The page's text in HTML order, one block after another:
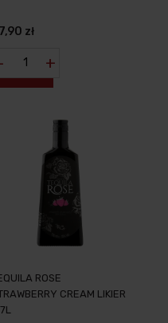
zł
+
ROSE
CREAM LIKIER